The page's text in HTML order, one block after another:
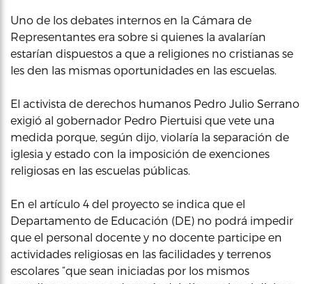
Uno de los debates internos en la Cámara de
Representantes era sobre si quienes la avalarían
estarían dispuestos a que a religiones no cristianas se
les den las mismas oportunidades en las escuelas.
El activista de derechos humanos Pedro Julio Serrano
exigió al gobernador Pedro Piertuisi que vete una
medida porque, según dijo, violaría la separación de
iglesia y estado con la imposición de exenciones
religiosas en las escuelas públicas.
En el artículo 4 del proyecto se indica que el
Departamento de Educación (DE) no podrá impedir
que el personal docente y no docente participe en
actividades religiosas en las facilidades y terrenos
escolares “que sean iniciadas por los mismos